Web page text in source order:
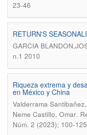
23-46
RETURN'S
GARCIA
n.1 2010
Riqueza extrema y
en México y China
Valderrama
Neme Castillo, Omar.
Núm. 2 (2023); 100-125